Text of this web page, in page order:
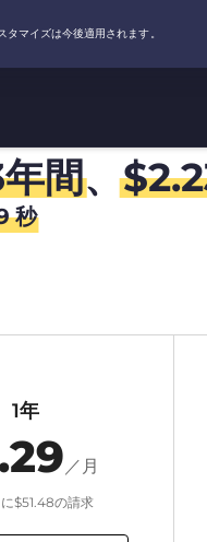
間、$
秒
1年
／月
$51.48の請求